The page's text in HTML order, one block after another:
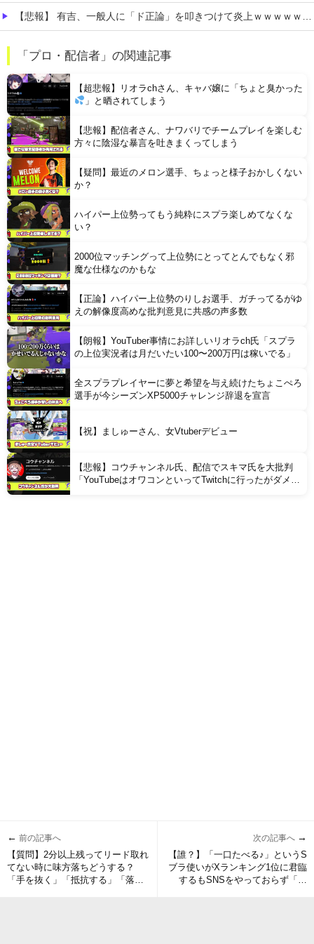
【悲報】 有吉、一般人に「ド正論」を叩きつけて炎上ｗｗｗｗｗｗｗｗ
【衝撃】 「かわいい虫」ランキング、ついに発表される
Powered by livedoor 相互RSS
「プロ・配信者」の関連記事
【超悲報】リオラchさん、キャバ嬢に「ちょと臭かった
」と晒されてしまう
【悲報】配信者さん、ナワバリでチームプレイを楽しむ
方々に陰湿な暴言を吐きまくってしまう
【疑問】最近のメロン選手、ちょっと様子おかしくない
か？
ハイパー上位勢ってもう純粋にスプラ楽しめてなくな
い？
2000位マッチングって上位勢にとってとんでもなく邪
魔な仕様なのかもな
【正論】ハイパー上位勢のりしお選手、ガチってるがゆ
えの解像度高めな批判意見に共感の声多数
【朗報】YouTuber事情にお詳しいリオラch氏「スプラ
の上位実況者は月だいたい100〜200万円は稼いでる」
全スプラプレイヤーに夢と希望を与え続けたちょこぺろ
選手が今シーズンXP5000チャレンジ辞退を宣言
【祝】ましゅーさん、女Vtuberデビュー
【悲報】コウチャンネル氏、配信でスキマ氏を大批判
「YouTubeはオワコンといってTwitchに行ったがダメで
← 前の記事へ
【質問】2分以上残ってリード取れ
てない時に味方落ちどうする？
「手を抜く」「抵抗する」「落ち
次の記事へ →
【誰？】「一口たべる♪」というS
ブラ使いがXランキング1位に君臨
するもSNSをやっておらず「誰